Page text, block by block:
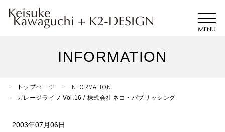
INFORMATION
トップページ INFORMATION
ガレージライフ Vol.16 / 株式会社ネコ・パブリッシング
2003年07月06日